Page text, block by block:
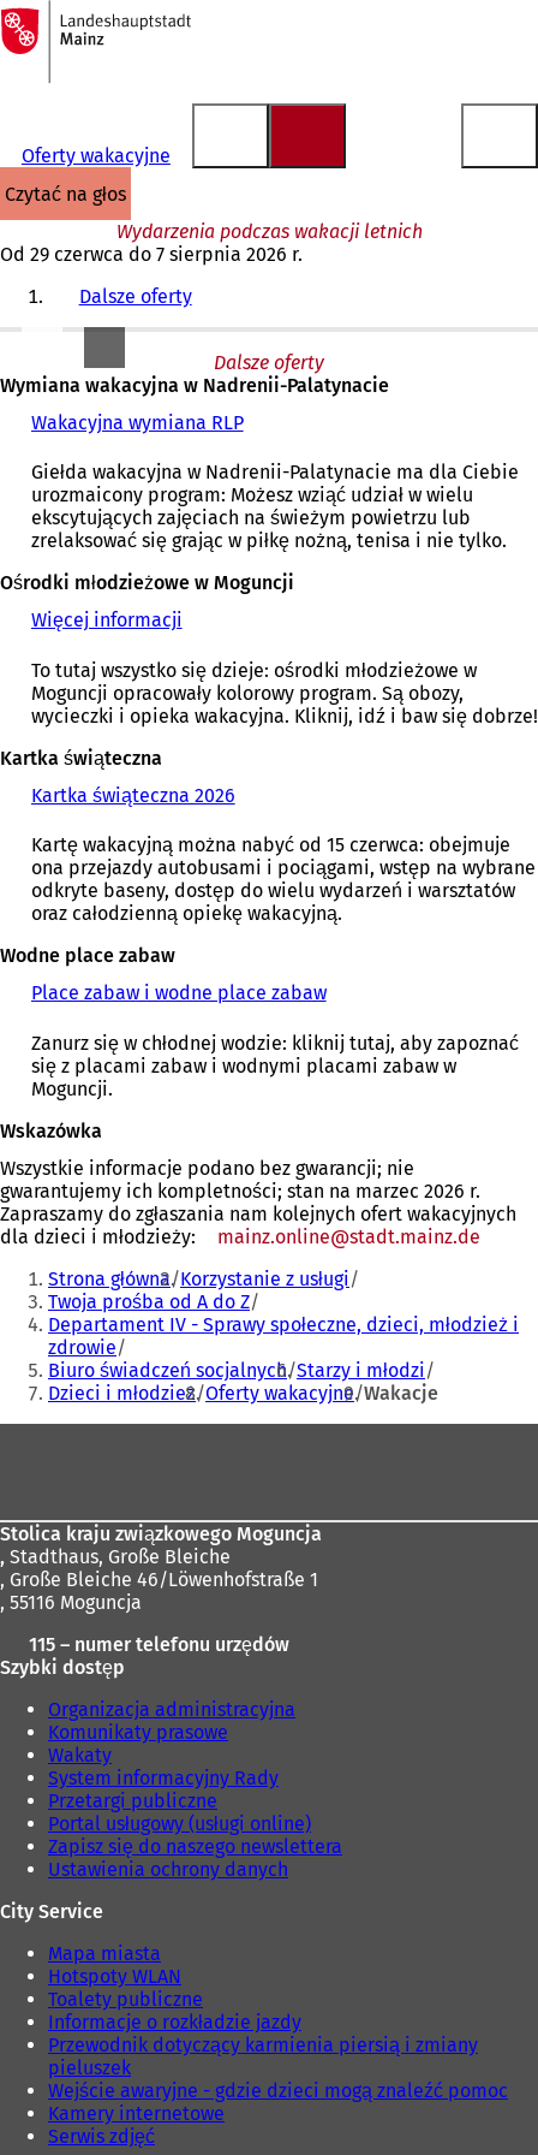
Przejdź do treści
Do
strony
głównej
Oferty wakacyjne
czytać na głos
Wydarzenia podczas wakacji letnich
Od 29 czerwca do 7 sierpnia 2026 r.
Dalsze oferty
Dalsze oferty
Wymiana wakacyjna w Nadrenii-Palatynacie
Wakacyjna wymiana RLP(
t
w
i
e
r
a
w
n
o
r
c
i
e
Giełda wakacyjna w Nadrenii-Palatynacie ma dla Ciebie
urozmaicony program: Możesz wziąć udział w wielu
ekscytujących zajęciach na świeżym powietrzu lub
zrelaksować się grając w piłkę nożną, tenisa i nie tylko.
Ośrodki młodzieżowe w Moguncji
Więcej informacji
t
w
i
s
ę
w
n
o
j
k
a
r
c
To tutaj wszystko się dzieje: ośrodki młodzieżowe w
Moguncji opracowały kolorowy program. Są obozy,
wycieczki i opieka wakacyjna. Kliknij, idź i baw się dobrze!
Kartka świąteczna
Kartka świąteczna 2026
t
w
e
r
i
w
n
j
k
a
r
i
e
)
Kartę wakacyjną można nabyć od 15 czerwca: obejmuje
ona przejazdy autobusami i pociągami, wstęp na wybrane
odkryte baseny, dostęp do wielu wydarzeń i warsztatów
oraz całodzienną opiekę wakacyjną.
Wodne place zabaw
Place zabaw i wodne place zabaw
Zanurz się w chłodnej wodzie: kliknij tutaj, aby zapoznać
się z placami zabaw i wodnymi placami zabaw w
Moguncji.
Wskazówka
Wszystkie informacje podano bez gwarancji; nie
gwarantujemy ich kompletności; stan na marzec 2026 r.
Zapraszamy do zgłaszania nam kolejnych ofert wakacyjnych
dla dzieci i młodzieży:
mainz.online stadt.mainz de
Jesteś
tutaj:
Strona główna Korzystanie z usługi
Twoja prośba od A do Z
Departament IV - Sprawy społeczne, dzieci, młodzież i
zdrowie
Biuro świadczeń socjalnych Starzy i młodzi
Dzieci i młodzież Oferty wakacyjne Wakacje
Stolica kraju związkowego Moguncja
, Stadthaus, Große Bleiche
, Große Bleiche 46/Löwenhofstraße 1
, 55116 Moguncja
115 – numer telefonu urzędów
Szybki dostęp
Organizacja administracyjna
Komunikaty prasowe
Wakaty
System informacyjny Rady
Przetargi publiczne
Portal usługowy (usługi online)
Zapisz się do naszego newslettera
Ustawienia ochrony danych
City Service
Mapa miasta
Hotspoty WLAN
Toalety publiczne
Informacje o rozkładzie jazdy
Przewodnik dotyczący karmienia piersią i zmiany
pieluszek
Wejście awaryjne - gdzie dzieci mogą znaleźć pomoc
Kamery internetowe
Serwis zdjęć